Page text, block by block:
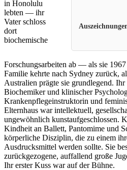
in Honolulu
lebten — ihr
Vater schloss
dort
biochemische
Forschungsarbeiten ab — als sie
Familie kehrte nach Sydney zurück,
Australien prägte sie grundlegend. Ihr
Biochemiker und klinischer
Krankenpflegeinstruktorin und
Elternhaus war intellektuell,
ungewöhnlich kunstaufgeschlossen.
Kindheit an Ballett, Pantomime und
körperliche Disziplin, die zu einem
Ausdrucksmittel werden sollte. Sie
zurückgezogene, auffallend große
Ihr erster Kuss war auf der Bühne.